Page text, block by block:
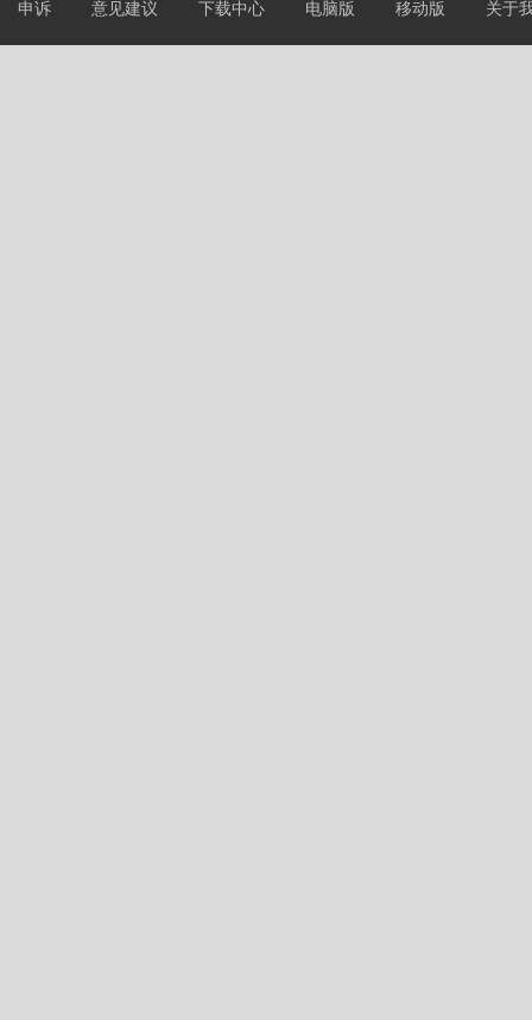
申诉 意见建议 下载中心 电脑版 移动版 关于